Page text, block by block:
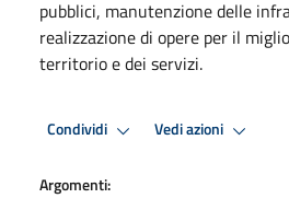
pubblici, manutenzione delle
realizzazione di opere per il
territorio e dei servizi.
Condividi Vedi azioni
Argomenti: